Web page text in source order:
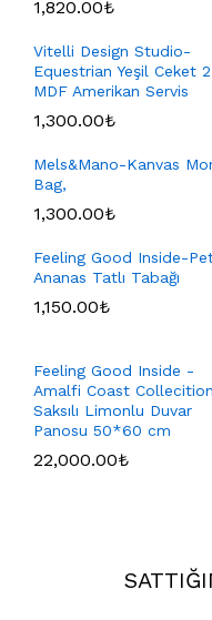
1,820.00₺
Vitelli Design Studio-
Equestrian Yeşil Ceket
MDF Amerikan Servis
1,300.00₺
Mels&Mano-Kanvas
Bag,
1,300.00₺
Feeling Good Inside-
Ananas Tatlı Tabağı
1,150.00₺
Feeling Good Inside -
Amalfi Coast Collecition
Saksılı Limonlu Duvar
Panosu 50*60 cm
22,000.00₺